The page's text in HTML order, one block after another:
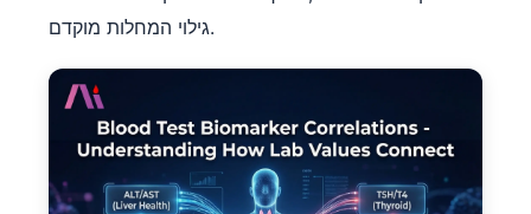
גילוי המחלות מוקדם.